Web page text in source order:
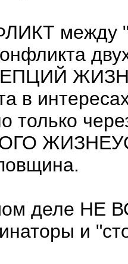
между
в
только
деле НЕ
и